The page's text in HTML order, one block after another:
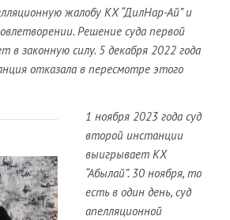
жалобу КХ “ДилНар-Ай” и
Решение суда первой
в законную силу. 5 декабря 2022 года
отказала в пересмотре этого
1 ноября 2023 года суд
второй инстанции
выигрывает КХ
“Абылай”. 30 ноября, то
есть в один день, суд
апелляционной